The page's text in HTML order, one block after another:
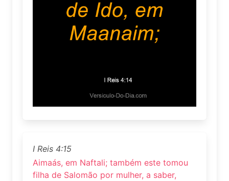
I Reis 4:15
Aimaás, em Naftali; também este tomou
filha de Salomão por mulher, a saber,